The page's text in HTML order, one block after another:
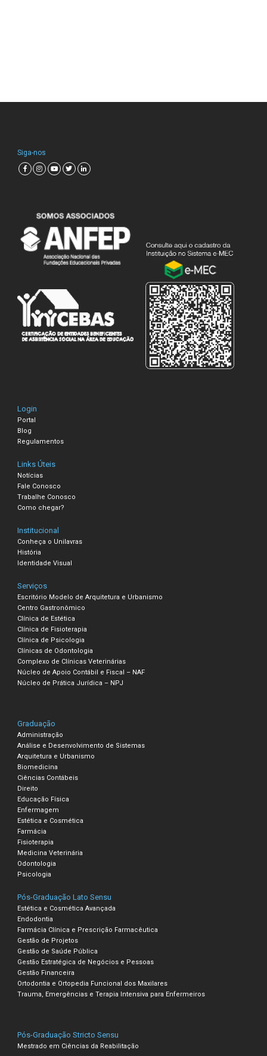
Siga-nos
Login
Portal
Blog
Regulamentos
Links Úteis
Notícias
Fale Conosco
Trabalhe Conosco
Como chegar?
Institucional
Conheça o Unilavras
História
Identidade Visual
Serviços
Escritório Modelo de Arquitetura e Urbanismo
Centro Gastronômico
Clínica de Estética
Clínica de Fisioterapia
Clínica de Psicologia
Clínicas de Odontologia
Complexo de Clínicas Veterinárias
Núcleo de Apoio Contábil e Fiscal – NAF
Núcleo de Prática Jurídica – NPJ
Graduação
Administração
Análise e Desenvolvimento de Sistemas
Arquitetura e Urbanismo
Biomedicina
Ciências Contábeis
Direito
Educação Física
Enfermagem
Estética e Cosmética
Farmácia
Fisioterapia
Medicina Veterinária
Odontologia
Psicologia
Pós-Graduação Lato Sensu
Estética e Cosmética Avançada
Endodontia
Farmácia Clínica e Prescrição Farmacêutica
Gestão de Projetos
Gestão de Saúde Pública
Gestão Estratégica de Negócios e Pessoas
Gestão Financeira
Ortodontia e Ortopedia Funcional dos Maxilares
Trauma, Emergências e Terapia Intensiva para Enfermeiros
Pós-Graduação Stricto Sensu
Mestrado em Ciências da Reabilitação